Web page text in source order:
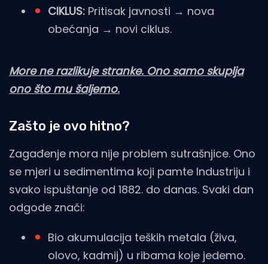
CIKLUS: Pritisak javnosti → nova
obećanja → novi ciklus.
More ne razlikuje stranke. Ono samo skuplja
ono što mu šaljemo.
Zašto je ovo hitno?
Zagađenje mora nije problem sutrašnjice. Ono
se mjeri u sedimentima koji pamte Industriju i
svako ispuštanje od 1882. do danas. Svaki dan
odgode znači:
Bio akumulacija teških metala (živa,
olovo, kadmij) u ribama koje jedemo.